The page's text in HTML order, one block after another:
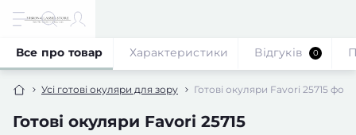
Усі готові окуляри для зору Готові окуляри Favori 25715
Готові окуляри Favori 25715
Все про товар Характеристики Відгуків 0